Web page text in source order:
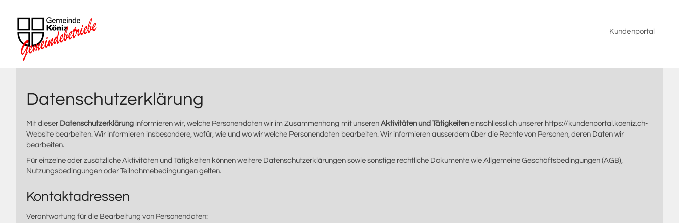
Kundenportal
Datenschutzerklärung
Mit dieser Datenschutzerklärung informieren wir, welche Personendaten wir im Zusammenhang mit unseren Aktivitäten und Tätigkeiteneinschliesslich unserer https://kundenportal.koeniz.ch-
Website bearbeiten. Wir informieren insbesondere, wofür, wie und wo wir welche Personendaten bearbeiten. Wir informieren ausserdem über die Rechte von Personen, deren Daten wir
bearbeiten.
Für einzelne oder zusätzliche Aktivitäten und Tätigkeiten können weitere Datenschutzerklärungen sowie sonstige rechtliche Dokumente wie Allgemeine Geschäftsbedingungen (AGB),
Nutzungsbedingungen oder Teilnahmebedingungen gelten.
Kontaktadressen
Verantwortung für die Bearbeitung von Personendaten: